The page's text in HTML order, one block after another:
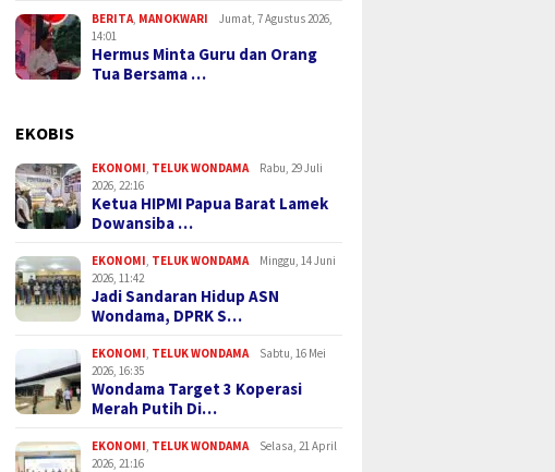
BERITA MANOKWARI
Jumat, 7 Agustus 2026,
14:01
Hermus Minta Guru dan Orang
Tua Bersama …
EKOBIS
EKONOMI TELUK WONDAMA
Rabu, 29 Juli
2026, 22:16
Ketua HIPMI Papua Barat Lamek
Dowansiba …
EKONOMI TELUK WONDAMA
Minggu, 14 Juni
2026, 11:42
Jadi Sandaran Hidup ASN
Wondama, DPRK S…
EKONOMI TELUK WONDAMA
Sabtu, 16 Mei
2026, 16:35
Wondama Target 3 Koperasi
Merah Putih Di…
EKONOMI TELUK WONDAMA
Selasa, 21 April
2026, 21:16